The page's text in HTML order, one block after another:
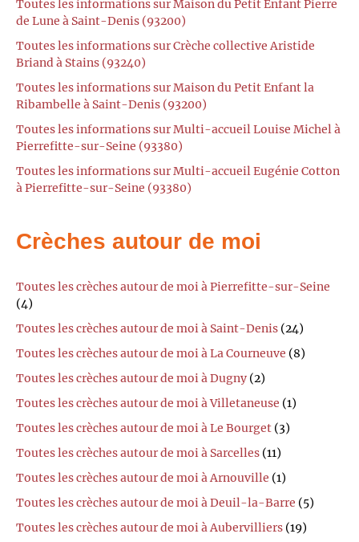
Toutes les informations sur Maison du Petit Enfant Pierre
de Lune à Saint-Denis (93200)
Toutes les informations sur Crèche collective Aristide
Briand à Stains (93240)
Toutes les informations sur Maison du Petit Enfant la
Ribambelle à Saint-Denis (93200)
Toutes les informations sur Multi-accueil Louise Michel à
Pierrefitte-sur-Seine (93380)
Toutes les informations sur Multi-accueil Eugénie Cotton
à Pierrefitte-sur-Seine (93380)
Crèches autour de moi
Toutes les crèches autour de moi à Pierrefitte-sur-Seine
(4)
Toutes les crèches autour de moi à Saint-Denis (24)
Toutes les crèches autour de moi à La Courneuve (8)
Toutes les crèches autour de moi à Dugny (2)
Toutes les crèches autour de moi à Villetaneuse (1)
Toutes les crèches autour de moi à Le Bourget (3)
Toutes les crèches autour de moi à Sarcelles (11)
Toutes les crèches autour de moi à Arnouville (1)
Toutes les crèches autour de moi à Deuil-la-Barre (5)
Toutes les crèches autour de moi à Aubervilliers (19)